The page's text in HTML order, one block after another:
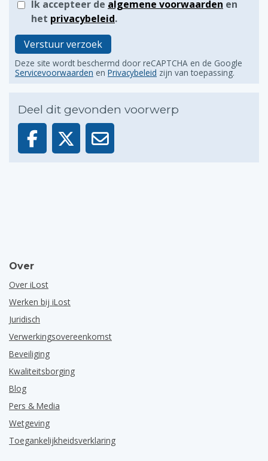
Ik accepteer de algemene voorwaarden en
het privacybeleid.
Verstuur verzoek
Deze site wordt beschermd door reCAPTCHA en de Google
Servicevoorwaarden en Privacybeleid zijn van toepassing.
Deel dit gevonden voorwerp
Over
Over iLost
Werken bij iLost
Juridisch
Verwerkingsovereenkomst
Beveiliging
Kwaliteitsborging
Blog
Pers & Media
Wetgeving
Toegankelijkheidsverklaring